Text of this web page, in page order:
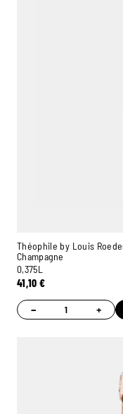
Théophile by Louis
Champagne
0,375L
41,10€
− +